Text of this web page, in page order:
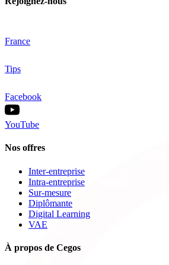
France
Tips
Facebook
YouTube
Nos offres
Inter-entreprise
Intra-entreprise
Sur-mesure
Diplômante
Digital Learning
VAE
À propos de Cegos